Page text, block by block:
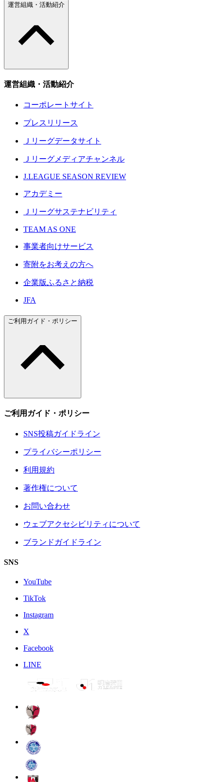
運営組織・活動紹介
運営組織・活動紹介
コーポレートサイト
プレスリリース
Ｊリーグデータサイト
Ｊリーグメディアチャンネル
J.LEAGUE SEASON REVIEW
アカデミー
Ｊリーグサステナビリティ
TEAM AS ONE
事業者向けサービス
寄附をお考えの方へ
企業版ふるさと納税
JFA
ご利用ガイド・ポリシー
ご利用ガイド・ポリシー
SNS投稿ガイドライン
プライバシーポリシー
利用規約
著作権について
お問い合わせ
ウェブアクセシビリティについて
ブランドガイドライン
SNS
YouTube
TikTok
Instagram
X
Facebook
LINE